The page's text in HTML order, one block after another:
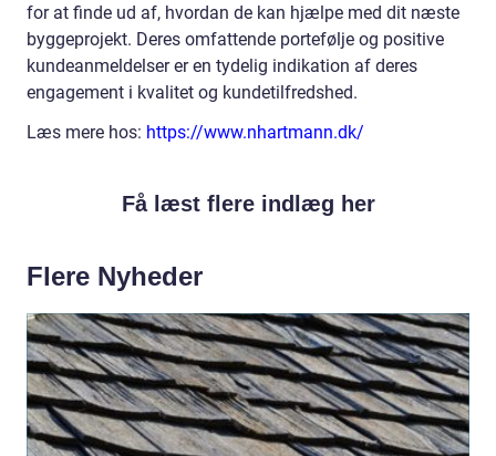
for at finde ud af, hvordan de kan hjælpe med dit næste
byggeprojekt. Deres omfattende portefølje og positive
kundeanmeldelser er en tydelig indikation af deres
engagement i kvalitet og kundetilfredshed.
Læs mere hos: https://www.nhartmann.dk/
Få læst flere indlæg her
Flere Nyheder